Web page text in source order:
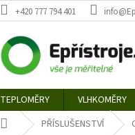
+420 777 794 401
TEPLOMĚRY VLHKOMĚRY
Domů PŘÍSLUŠENSTVÍ